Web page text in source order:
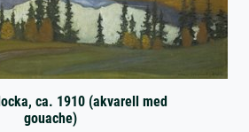
ca. 1910 (akvarell med
gouache)